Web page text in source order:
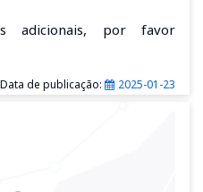
adicionais, por favor
Data de publicação: 2025-01-23